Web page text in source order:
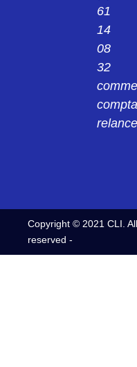
61
14
08
32
Copyright © 2021 CLI.
reserved -